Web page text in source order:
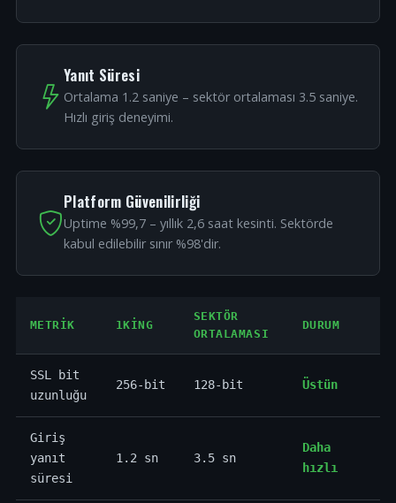
Yanıt Süresi
Ortalama 1.2 saniye – sektör ortalaması 3.5 saniye.
Hızlı giriş deneyimi.
Platform Güvenilirliği
Uptime %99,7 – yıllık 2,6 saat kesinti. Sektörde
kabul edilebilir sınır %98'dir.
METRIK 1KING
SEKTÖR
ORTALAMASI
DURUM
SSL bit
uzunluğu
256-bit 128-bit Üstün
Giriş
yanıt
süresi
1.2 sn 3.5 sn
Daha
hızlı